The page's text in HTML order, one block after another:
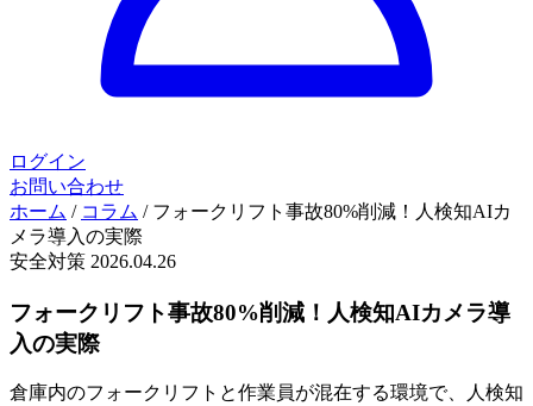
ログイン
お問い合わせ
ホーム / コラム / フォークリフト事故80%削減！人検知AIカ
メラ導入の実際
安全対策 2026.04.26
フォークリフト事故80%削減！人検知AIカメラ導
入の実際
倉庫内のフォークリフトと作業員が混在する環境で、人検知